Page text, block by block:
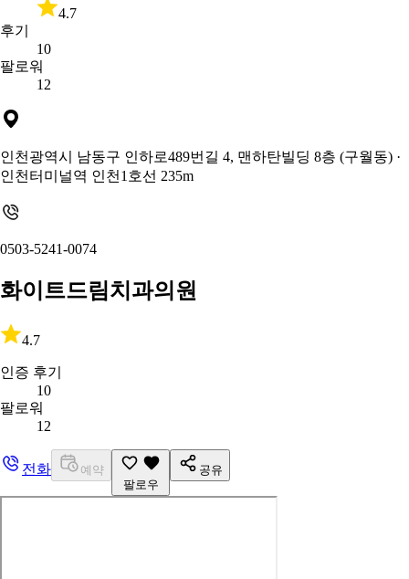
4.7
후기
10
팔로워
12
인천광역시 남동구 인하로489번길 4, 맨하탄빌딩 8층 (구월동) ·
인천터미널역 인천1호선 235m
0503-5241-0074
화이트드림치과의원
4.7
인증 후기
10
팔로워
12
전화
예약
팔로우
공유